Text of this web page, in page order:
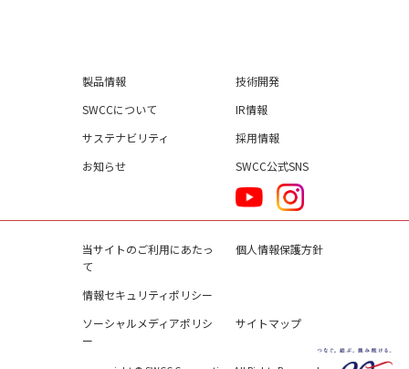
製品情報
技術開発
SWCCについて
IR情報
サステナビリティ
採用情報
お知らせ
SWCC公式SNS
当サイトのご利用にあたっ
て
個人情報保護方針
情報セキュリティポリシー
ソーシャルメディアポリシ
ー
サイトマップ